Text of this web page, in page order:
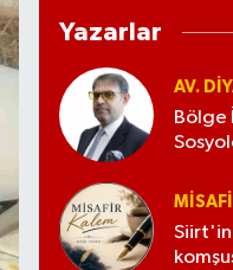
Yazarlar
AV.
Bölge
Siirt'in